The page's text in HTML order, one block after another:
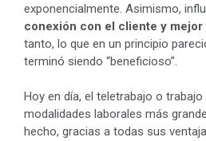
exponencialmente. Asimismo,
conexión con el cliente y mejor
tanto, lo que en un principio
terminó siendo “beneficioso”.
Hoy en día, el teletrabajo o
modalidades laborales más
hecho, gracias a todas sus